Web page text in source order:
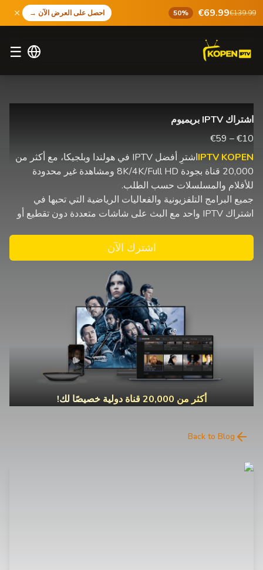
€139.99
€69.99
50% احصل على العرض الآن →
☰
اشتراك IPTV بريميوم
€10 – €59
IPTV KOPEN
اشترِ أفضل IPTV في هولندا وبلجيكا، مع أكثر من
20,000 قناة بجودة 8K/4K/Full HD ومشاهدة غير محدودة
للأفلام والمسلسلات حسب الطلب.
جميع البرامج التلفزيونية والفعاليات الرياضية التي تحبها في
اشتراك IPTV واحد مع البث على شاشات متعددة دون تقطيع أو
اشترك الآن
أكثر من 20,000 قناة دولية خصيصًا لك!
Back to Blog